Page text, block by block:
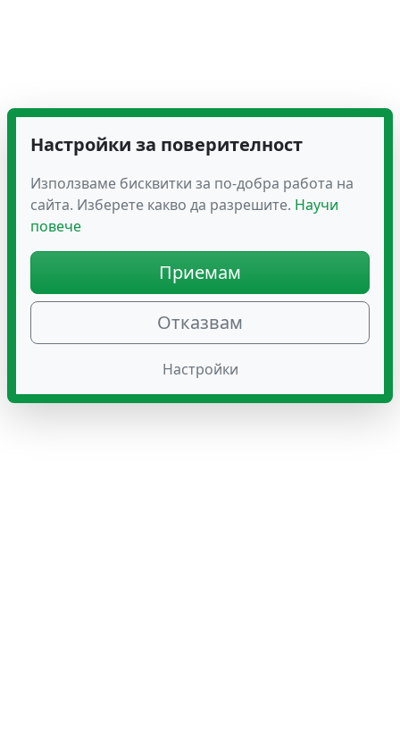
Настройки за поверителност
Използваме бисквитки за по-добра работа на
сайта. Изберете какво да разрешите. Научи
повече
Приемам
Отказвам
Настройки